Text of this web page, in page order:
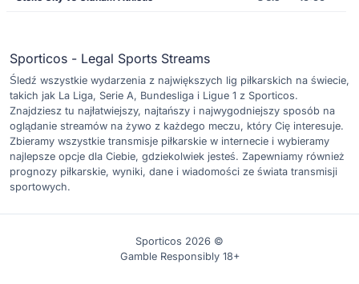
Sporticos - Legal Sports Streams
Śledź wszystkie wydarzenia z największych lig piłkarskich na świecie,
takich jak La Liga, Serie A, Bundesliga i Ligue 1 z Sporticos.
Znajdziesz tu najłatwiejszy, najtańszy i najwygodniejszy sposób na
oglądanie streamów na żywo z każdego meczu, który Cię interesuje.
Zbieramy wszystkie transmisje piłkarskie w internecie i wybieramy
najlepsze opcje dla Ciebie, gdziekolwiek jesteś. Zapewniamy również
prognozy piłkarskie, wyniki, dane i wiadomości ze świata transmisji
sportowych.
Sporticos 2026 ©
Gamble Responsibly 18+